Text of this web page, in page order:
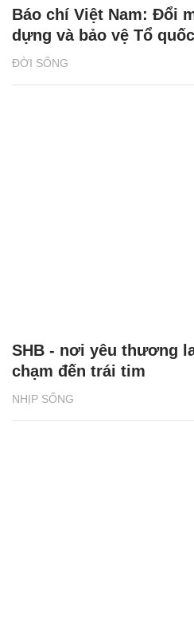
ĐỜI SỐNG
Báo chí Việt Nam: Đổi
dựng và bảo vệ Tổ quốc
NHỊP SỐNG
SHB - nơi yêu thương
chạm đến trái tim